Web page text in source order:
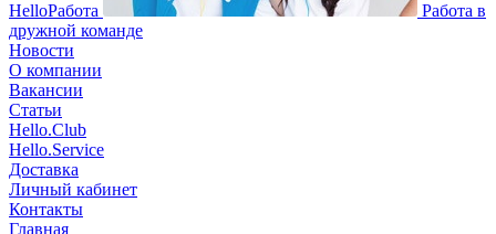
HelloРабота
Работа в
дружной команде
Новости
О компании
Вакансии
Статьи
Hello.Club
Hello.Service
Доставка
Личный кабинет
Контакты
Главная